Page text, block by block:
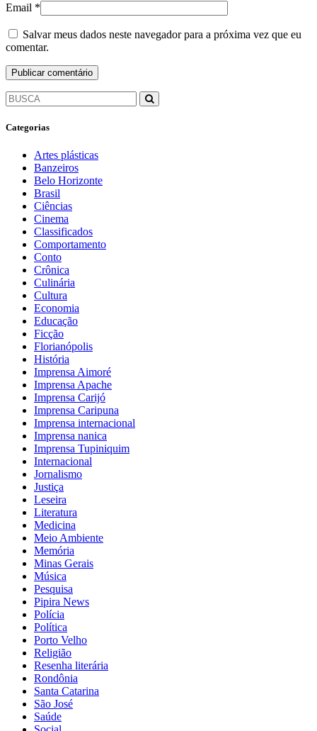
Email *
Salvar meus dados neste navegador para a próxima vez que eu
comentar.
Categorias
Artes plásticas
Banzeiros
Belo Horizonte
Brasil
Ciências
Cinema
Classificados
Comportamento
Conto
Crônica
Culinária
Cultura
Economia
Educação
Ficção
Florianópolis
História
Imprensa Aimoré
Imprensa Apache
Imprensa Carijó
Imprensa Caripuna
Imprensa internacional
Imprensa nanica
Imprensa Tupiniquim
Internacional
Jornalismo
Justiça
Leseira
Literatura
Medicina
Meio Ambiente
Memória
Minas Gerais
Música
Pesquisa
Pipira News
Polícia
Política
Porto Velho
Religião
Resenha literária
Rondônia
Santa Catarina
São José
Saúde